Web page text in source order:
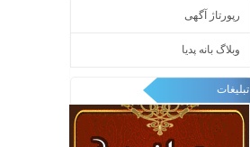
رپورتاژ آگهی
وبلاگ بانه پدیا
تبلیغات